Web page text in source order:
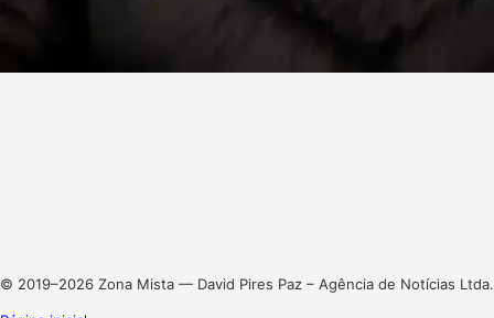
© 2019–2026 Zona Mista — David Pires Paz – Agência de Notícias Ltda.